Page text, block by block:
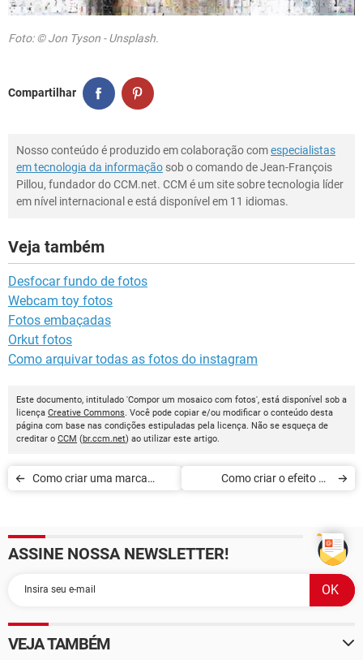
Foto: © Jon Tyson - Unsplash.
Compartilhar
Nosso conteúdo é produzido em colaboração comespecialistas
em tecnologia da informação sob o comando de Jean-François
Pillou, fundador do CCM.net. CCM é um site sobre tecnologia líder
em nível internacional e está disponível em 11 idiomas.
Veja também
Desfocar fundo de fotos
Webcam toy fotos
Fotos embaçadas
Orkut fotos
Como arquivar todas as fotos do instagram
Este documento, intitulado 'Compor um mosaico com fotos', está disponível sob a
licença Creative Commons. Você pode copiar e/ou modificar o conteúdo desta
página com base nas condições estipuladas pela licença. Não se esqueça de
creditar o CCM (br.ccm.net) ao utilizar este artigo.
Como criar uma marca
Como criar o efeito de
ASSINE NOSSA NEWSLETTER!
VEJA TAMBÉM